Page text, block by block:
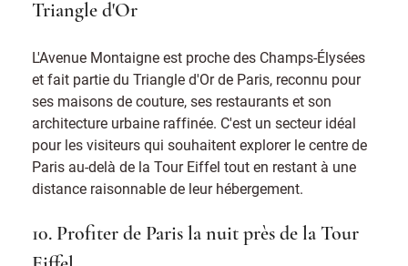
Triangle d'Or
L'Avenue Montaigne est proche des Champs-Élysées
et fait partie du Triangle d'Or de Paris, reconnu pour
ses maisons de couture, ses restaurants et son
architecture urbaine raffinée. C'est un secteur idéal
pour les visiteurs qui souhaitent explorer le centre de
Paris au-delà de la Tour Eiffel tout en restant à une
distance raisonnable de leur hébergement.
10. Profiter de Paris la nuit près de la Tour